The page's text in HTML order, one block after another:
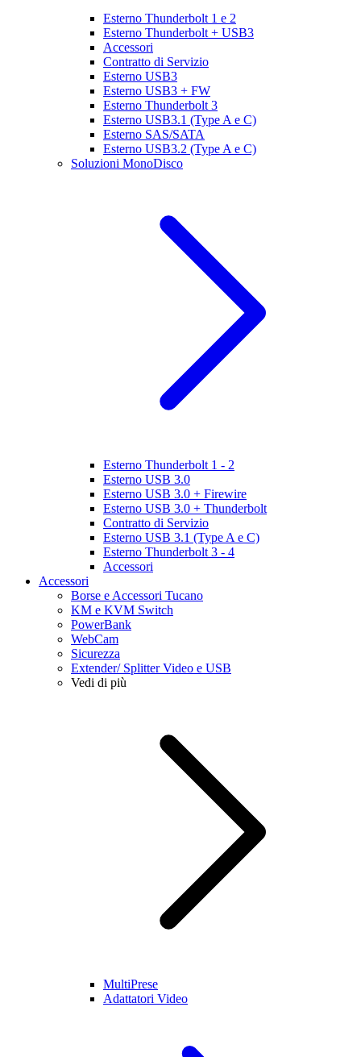
Esterno Thunderbolt 1 e 2
Esterno Thunderbolt + USB3
Accessori
Contratto di Servizio
Esterno USB3
Esterno USB3 + FW
Esterno Thunderbolt 3
Esterno USB3.1 (Type A e C)
Esterno SAS/SATA
Esterno USB3.2 (Type A e C)
Soluzioni MonoDisco
Esterno Thunderbolt 1 - 2
Esterno USB 3.0
Esterno USB 3.0 + Firewire
Esterno USB 3.0 + Thunderbolt
Contratto di Servizio
Esterno USB 3.1 (Type A e C)
Esterno Thunderbolt 3 - 4
Accessori
Accessori
Borse e Accessori Tucano
KM e KVM Switch
PowerBank
WebCam
Sicurezza
Extender/ Splitter Video e USB
Vedi di più
MultiPrese
Adattatori Video